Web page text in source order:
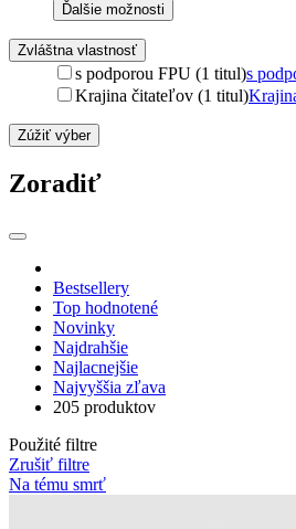
Ďalšie možnosti
Zvláštna vlastnosť
s podporou FPU (1 titul)s
Krajina čitateľov (1 titul)
Zúžiť výber
Zoradiť
Bestsellery
Top hodnotené
Novinky
Najdrahšie
Najlacnejšie
Najvyššia zľava
205 produktov
Použité filtre
Zrušiť filtre
Na tému smrť